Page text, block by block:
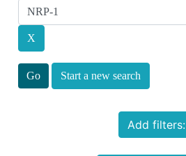
Start a new search
Add filters: